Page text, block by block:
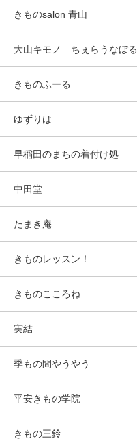
きものsalon 青山
大山キモノ ちぇらうなぼ
きものふーる
ゆずりは
早稲田のまちの着付け処
中田堂
たまき庵
きものレッスン！
きものこころね
実結
季もの間やうやう
平安きもの学院
きもの三鈴